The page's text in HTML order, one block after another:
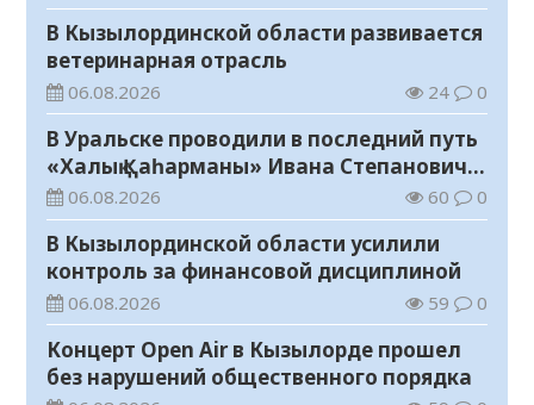
В Кызылординской области развивается
ветеринарная отрасль
06.08.2026 24 0
В Уральске проводили в последний путь
«Халық Қаһарманы» Ивана Степановича
Гапича
06.08.2026 60 0
В Кызылординской области усилили
контроль за финансовой дисциплиной
06.08.2026 59 0
Концерт Open Air в Кызылорде прошел
без нарушений общественного порядка